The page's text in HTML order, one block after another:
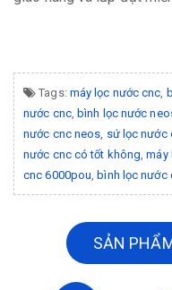
Tags: máy lọc nước cnc
nước cnc,bình lọc nước
nước cnc neos sứ lọc nước
nước cnc có tốt không ,máy
cnc 6000pou ,bình lọc nước
SẢN